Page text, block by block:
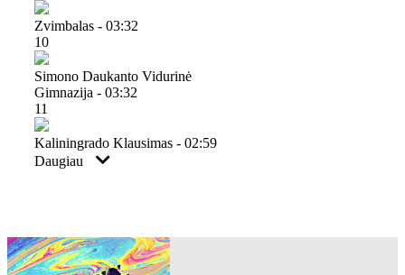
Zvimbalas - 03:32
10
Simono Daukanto Vidurinė
Gimnazija - 03:32
11
Kaliningrado Klausimas - 02:59
Daugiau